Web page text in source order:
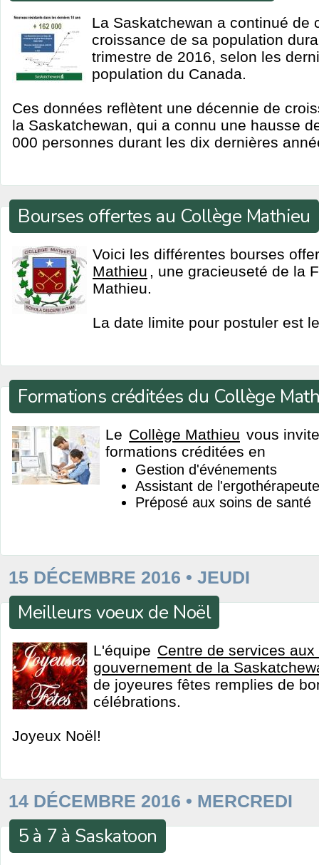
La Saskatchewan a continué de
croissance de sa population
trimestre de 2016, selon les
population du Canada.
Ces données reflètent une décennie de
la Saskatchewan, qui a connu une hausse
000 personnes durant les dix dernières
Bourses offertes au Collège Mathieu
Voici les différentes bourses
Mathieu , une gracieuseté de la
Mathieu.
La date limite pour postuler est
Formations créditées du Collège
Le Collège Mathieu vous
formations créditées en
Gestion d'événements
Assistant de
Préposé aux soins de santé
15 DÉCEMBRE 2016 • JEUDI
Meilleurs voeux de Noël
L'équipe Centre de services
gouvernement de la
de joyeures fêtes remplies de
célébrations.
Joyeux Noël!
14 DÉCEMBRE 2016 • MERCREDI
5 à 7 à Saskatoon